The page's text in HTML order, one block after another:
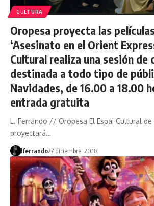
CULTURA
Oropesa proyecta las películas
‘Asesinato en el Orient
Cultural realiza una sesión de
destinada a todo tipo de
Navidades, de 16.00 a 18.00
entrada gratuita
L. Ferrando // Oropesa El Espai Cultural
proyectará…
lferrando27 diciembre, 2018